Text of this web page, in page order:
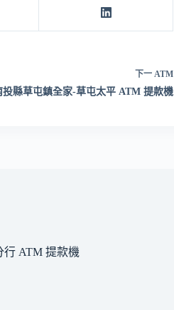
下一 ATM
投縣草屯鎮全家-草屯太平 ATM 提款機
行 ATM 提款機